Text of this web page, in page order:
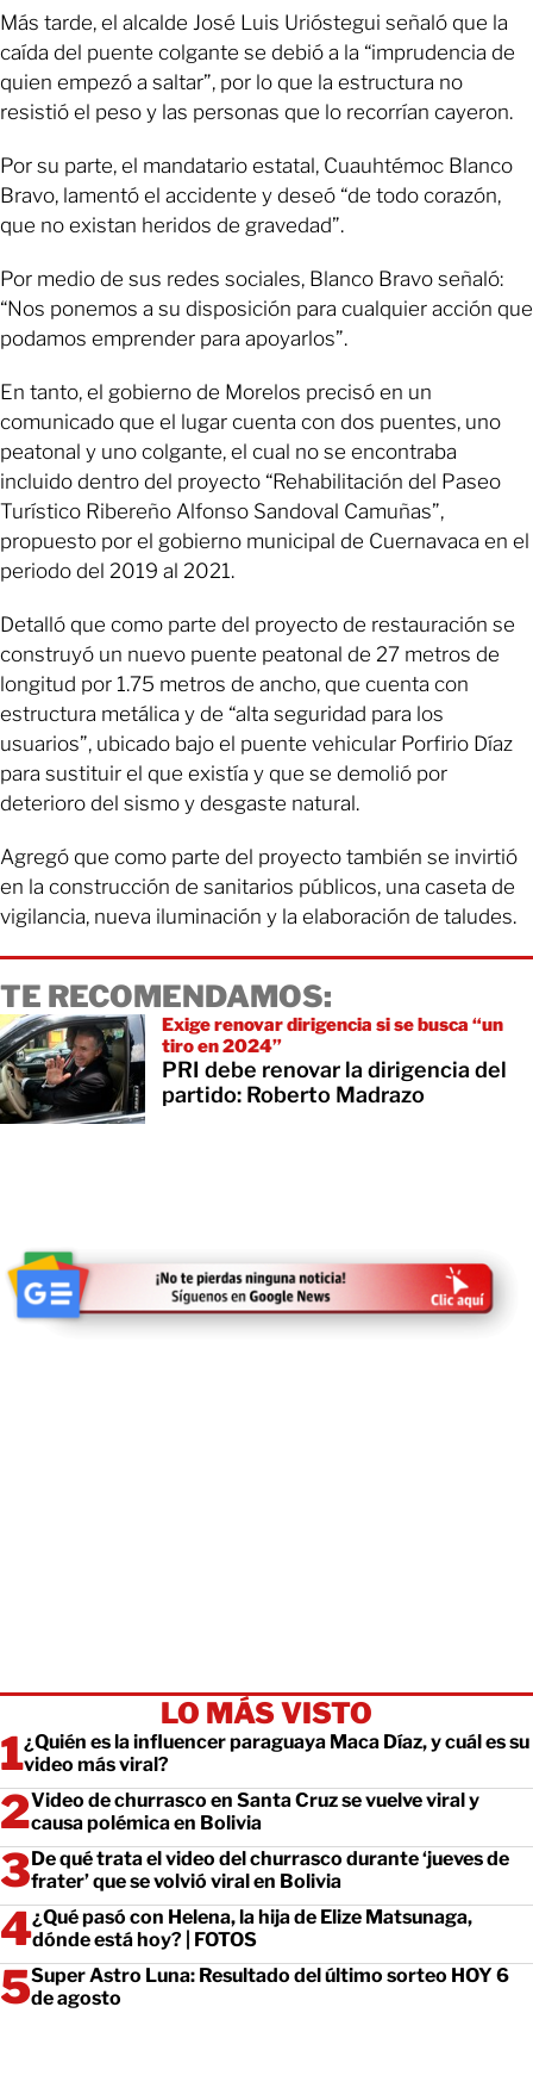
Más tarde, el alcalde José Luis Urióstegui señaló que la
caída del puente colgante se debió a la “imprudencia de
quien empezó a saltar”, por lo que la estructura no
resistió el peso y las personas que lo recorrían cayeron.
Por su parte, el mandatario estatal, Cuauhtémoc Blanco
Bravo, lamentó el accidente y deseó “de todo corazón,
que no existan heridos de gravedad”.
Por medio de sus redes sociales, Blanco Bravo señaló:
“Nos ponemos a su disposición para cualquier acción que
podamos emprender para apoyarlos”.
En tanto, el gobierno de Morelos precisó en un
comunicado que el lugar cuenta con dos puentes, uno
peatonal y uno colgante, el cual no se encontraba
incluido dentro del proyecto “Rehabilitación del Paseo
Turístico Ribereño Alfonso Sandoval Camuñas”,
propuesto por el gobierno municipal de Cuernavaca en el
periodo del 2019 al 2021.
Detalló que como parte del proyecto de restauración se
construyó un nuevo puente peatonal de 27 metros de
longitud por 1.75 metros de ancho, que cuenta con
estructura metálica y de “alta seguridad para los
usuarios”, ubicado bajo el puente vehicular Porfirio Díaz
para sustituir el que existía y que se demolió por
deterioro del sismo y desgaste natural.
Agregó que como parte del proyecto también se invirtió
en la construcción de sanitarios públicos, una caseta de
vigilancia, nueva iluminación y la elaboración de taludes.
TE RECOMENDAMOS:
Exige renovar dirigencia si se busca “un
tiro en 2024”
PRI debe renovar la dirigencia del
partido: Roberto Madrazo
LO MÁS VISTO
¿Quién es la influencer paraguaya Maca Díaz, y cuál es su
video más viral?
Video de churrasco en Santa Cruz se vuelve viral y
causa polémica en Bolivia
De qué trata el video del churrasco durante ‘jueves de
frater’ que se volvió viral en Bolivia
¿Qué pasó con Helena, la hija de Elize Matsunaga,
dónde está hoy? | FOTOS
Super Astro Luna: Resultado del último sorteo HOY 6
de agosto